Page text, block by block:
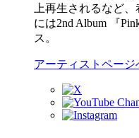
上再生されるなど
には2nd Album 『
ス。
アーティストページ